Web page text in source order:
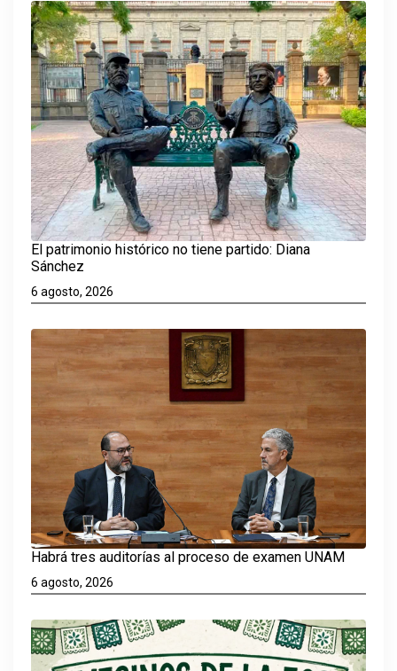
El patrimonio histórico no tiene partido: Diana
Sánchez
6 agosto, 2026
Habrá tres auditorías al proceso de examen UNAM
6 agosto, 2026